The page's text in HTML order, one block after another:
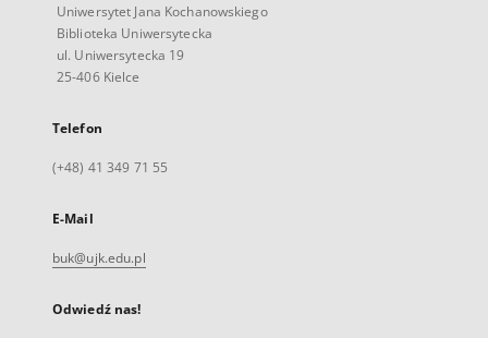
Uniwersytet Jana Kochanowskiego
Biblioteka Uniwersytecka
ul. Uniwersytecka 19
25-406 Kielce
Telefon
(+48) 41 349 71 55
E-Mail
buk@ujk.edu.pl
Odwiedź nas!